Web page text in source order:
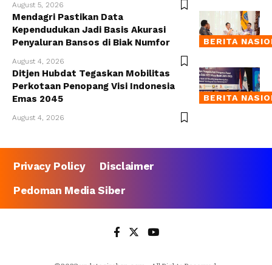
August 5, 2026
BERITA
Mendagri Pastikan Data
Kependudukan Jadi Basis Akurasi
Penyaluran Bansos di Biak Numfor
August 4, 2026
BERITA
Ditjen Hubdat Tegaskan Mobilitas
Perkotaan Penopang Visi Indonesia
Emas 2045
August 4, 2026
Privacy Policy
Disclaimer
Pedoman Media Siber